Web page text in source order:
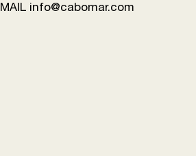
MAIL info@cabomar.com